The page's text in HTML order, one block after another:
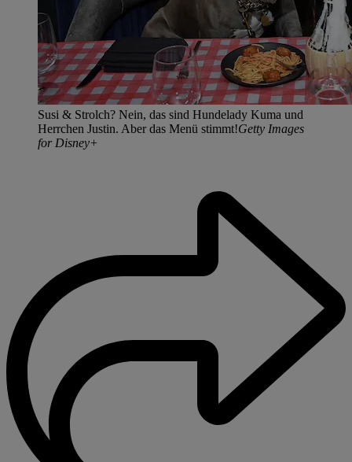
Susi & Strolch? Nein, das sind Hundelady Kuma und
Herrchen Justin. Aber das Menü stimmt!Getty Images
for Disney+